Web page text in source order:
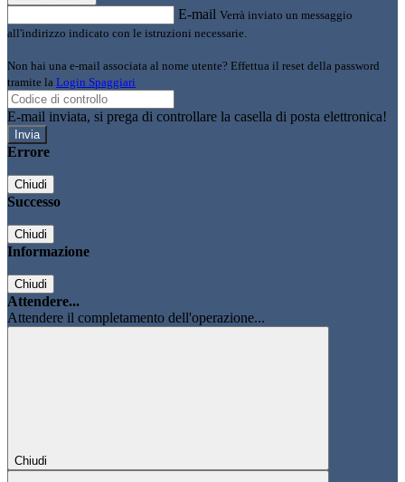
E-mail Verrà inviato un messaggio
all'indirizzo indicato con le istruzioni necessarie.
Non hai una e-mail associata al nome utente? Effettua il reset della password
tramite la Login Spaggiari
E-mail inviata, si prega di controllare la casella di posta elettronica!
Errore
Chiudi
Successo
Chiudi
Informazione
Chiudi
Attendere...
Attendere il completamento dell'operazione...
Chiudi